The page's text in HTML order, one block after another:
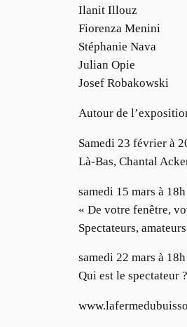
Ilanit Illouz
Fiorenza Menini
Stéphanie Nava
Julian Opie
Josef Robakowski
Autour de
Samedi 23 février à
Là-Bas, Chantal
samedi 15 mars à 18h
« De votre fenêtre,
Spectateurs,
samedi 22 mars à 18h
Qui est le spectateur